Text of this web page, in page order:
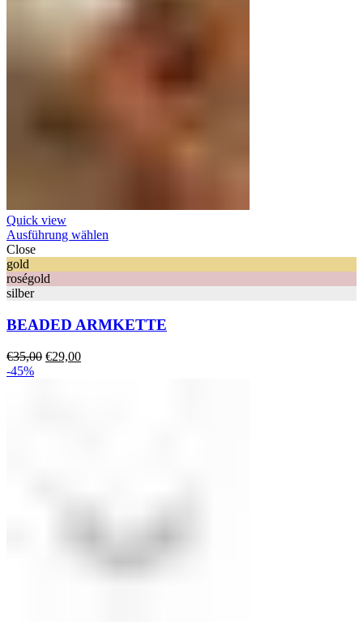
Quick view
Ausführung wählen
Close
gold
roségold
silber
BEADED ARMKETTE
€35,00 Ursprünglicher
€29,00Aktueller
-45%